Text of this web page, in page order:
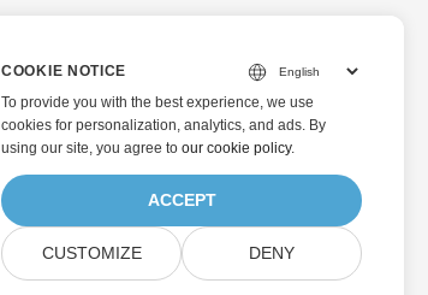
COOKIE NOTICE
To provide you with the best experience, we use
cookies for personalization, analytics, and ads. By
using our site, you agree to our cookie policy.
ACCEPT
CUSTOMIZE DENY